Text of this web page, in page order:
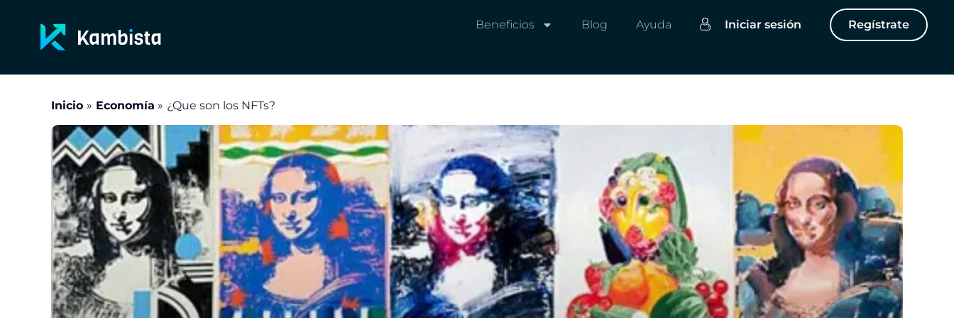
contenido
Beneficios Blog Ayuda Iniciar sesión Regístrate
Inicio Economía ¿Que son los NFTs?